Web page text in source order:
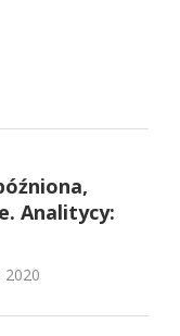
Analitycy:
2020